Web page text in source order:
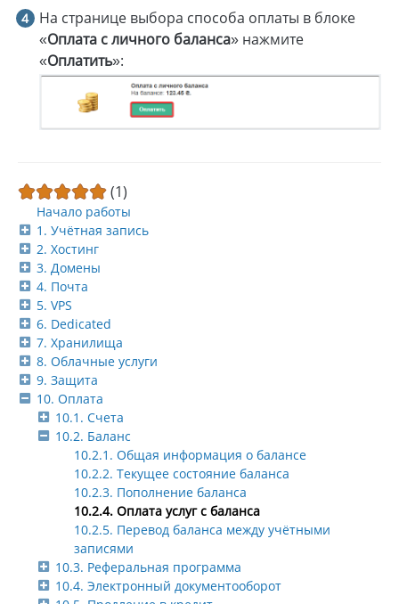
Начало работы
1. Учётная запись
2. Хостинг
3. Домены
4. Почта
5. VPS
6. Dedicated
7. Хранилища
8. Облачные услуги
9. Защита
10. Оплата
10.1. Счета
10.2. Баланс
10.2.1. Общая информация о балансе
10.2.2. Текущее состояние баланса
10.2.3. Пополнение баланса
10.2.4. Оплата услуг с баланса
10.2.5. Перевод баланса между учётными
записями
10.3. Реферальная программа
10.4. Электронный документооборот
На странице выбора способа оплаты в блоке
«Оплата с личного баланса» нажмите
«Оплатить»:
(1)